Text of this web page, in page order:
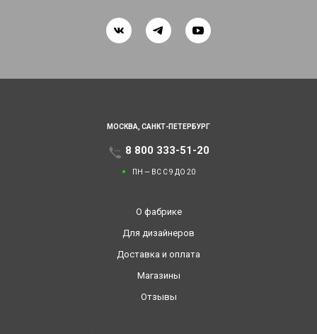
МОСКВА, САНКТ-ПЕТЕРБУРГ
8 800 333-51-20
ПН — ВС С 9 ДО 20
О фабрике
Для дизайнеров
Доставка и оплата
Магазины
Отзывы